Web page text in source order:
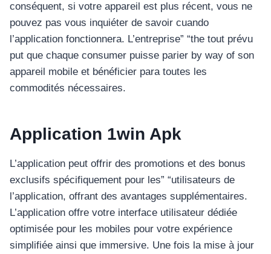
conséquent, si votre appareil est plus récent, vous ne
pouvez pas vous inquiéter de savoir cuando
l’application fonctionnera. L’entreprise” “the tout prévu
put que chaque consumer puisse parier by way of son
appareil mobile et bénéficier para toutes les
commodités nécessaires.
Application 1win Apk
L’application peut offrir des promotions et des bonus
exclusifs spécifiquement pour les” “utilisateurs de
l’application, offrant des avantages supplémentaires.
L’application offre votre interface utilisateur dédiée
optimisée pour les mobiles pour votre expérience
simplifiée ainsi que immersive. Une fois la mise à jour